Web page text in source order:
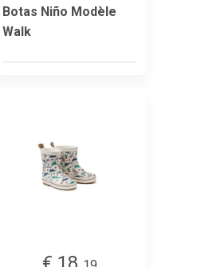
Botas Niño Modèle
Walk